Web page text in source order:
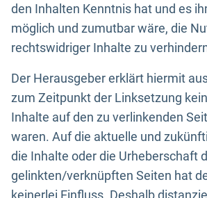
den Inhalten Kenntnis hat und es
möglich und zumutbar wäre, die
rechtswidriger Inhalte zu
Der Herausgeber erklärt hiermit
zum Zeitpunkt der Linksetzung
Inhalte auf den zu verlinkenden
waren. Auf die aktuelle und
die Inhalte oder die Urheberschaft
gelinkten/verknüpften Seiten hat
keinerlei Einfluss. Deshalb